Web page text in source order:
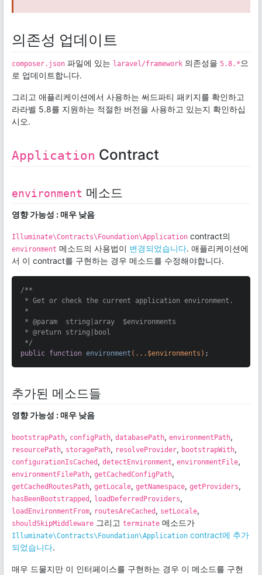
의존성 업데이트
composer.json 파일에 있는 laravel/framework 의존성을 5.8.* 으
로 업데이트합니다.
그리고 애플리케이션에서 사용하는 써드파티 패키지를 확인하고
라라벨 5.8를 지원하는 적절한 버전을 사용하고 있는지 확인하십
시오.
Application Contract
environment 메소드
영향 가능성 : 매우 낮음
Illuminate\Contracts\Foundation\Application contract의
environment 메소드의 사용법이 변경되었습니다. 애플리케이션에
서 이 contract를 구현하는 경우 메소드를 수정해야합니다.
/**
* Get or check the current application environment.
*
* @param
  string|array  $environments
* @return string|bool
*/
public function environment (...$environments) ;
추가된 메소드들
영향 가능성 : 매우 낮음
bootstrapPath, configPath, databasePath, environmentPath,
resourcePath, storagePath, resolveProvider, bootstrapWith,
configurationIsCached , detectEnvironment, environmentFile,
environmentFilePath, getCachedConfigPath,
getCachedRoutesPath, getLocale, getNamespace, getProviders,
hasBeenBootstrapped , loadDeferredProviders,
loadEnvironmentFrom, routesAreCached , setLocale,
shouldSkipMiddleware 그리고 terminate 메소드가
Illuminate\Contracts\Foundation\Application contract에 추가
되었습니다.
매우 드물지만 이 인터페이스를 구현하는 경우 이 메소드를 구현